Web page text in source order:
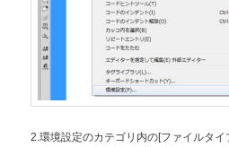
2.環境設定のカテゴリ内の[ファイルタイ